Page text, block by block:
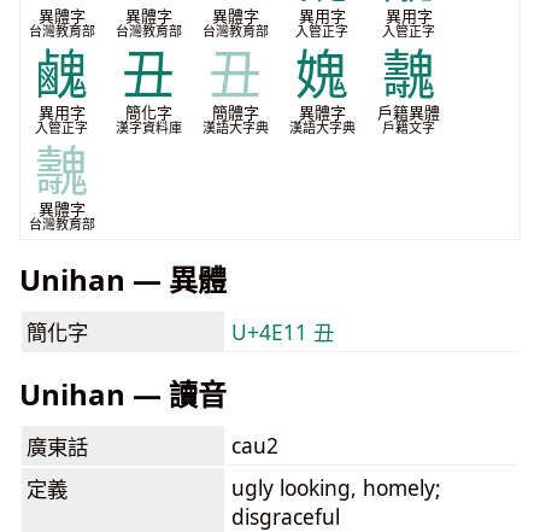
異體字
台灣教育部
異體字
台灣教育部
異體字
台灣教育部
異用字
入管正字
異用字
入管正字
䴜
異用字
入管正字
丑
簡化字
漢字資料庫
丑
簡體字
漢語大字典
媿
異體字
漢語大字典
魗
戶籍異體
戶籍文字
魗
異體字
台灣教育部
Unihan — 異體
簡化字 U+4E11 丑
Unihan — 讀音
廣東話
cau2
定義
ugly looking, homely;
disgraceful